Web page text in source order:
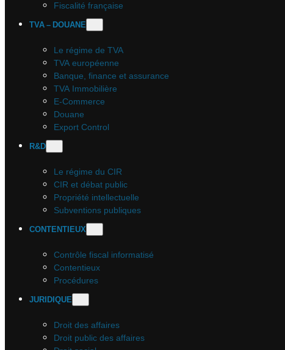
Fiscalité française
TVA – DOUANE
Le régime de TVA
TVA européenne
Banque, finance et assurance
TVA Immobilière
E-Commerce
Douane
Export Control
R&D
Le régime du CIR
CIR et débat public
Propriété intellectuelle
Subventions publiques
CONTENTIEUX
Contrôle fiscal informatisé
Contentieux
Procédures
JURIDIQUE
Droit des affaires
Droit public des affaires